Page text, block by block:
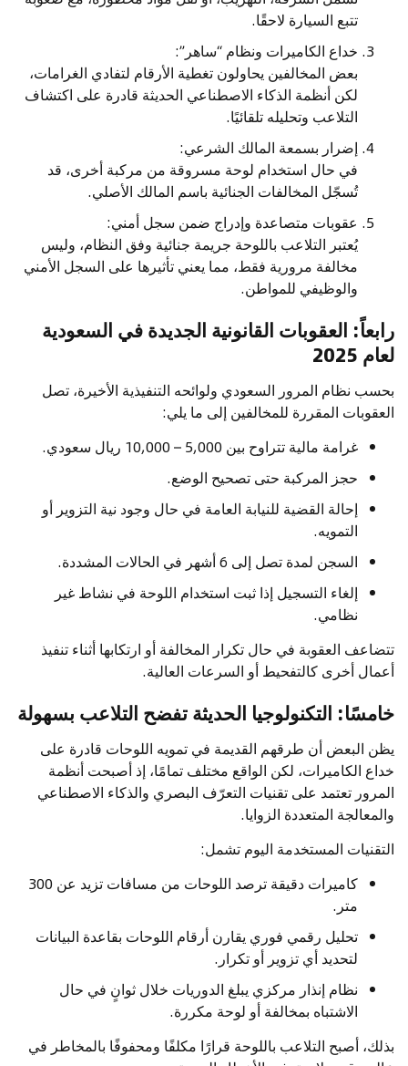
تتبع السيارة لاحقًا.
خداع الكاميرات ونظام “ساهر”:
بعض المخالفين يحاولون تغطية الأرقام لتفادي الغرامات،
لكن أنظمة الذكاء الاصطناعي الحديثة قادرة على اكتشاف
التلاعب وتحليله تلقائيًا.
إضرار بسمعة المالك الشرعي:
في حال استخدام لوحة مسروقة من مركبة أخرى، قد
تُسجّل المخالفات الجنائية باسم المالك الأصلي.
عقوبات متصاعدة وإدراج ضمن سجل أمني:
يُعتبر التلاعب باللوحة جريمة جنائية وفق النظام، وليس
مخالفة مرورية فقط، مما يعني تأثيرها على السجل الأمني
والوظيفي للمواطن.
رابعاً: العقوبات القانونية الجديدة في السعودية
لعام 2025
بحسب نظام المرور السعودي ولوائحه التنفيذية الأخيرة، تصل
العقوبات المقررة للمخالفين إلى ما يلي:
غرامة مالية تتراوح بين 5,000 – 10,000 ريال سعودي.
حجز المركبة حتى تصحيح الوضع.
إحالة القضية للنيابة العامة في حال وجود نية التزوير أو
التمويه.
السجن لمدة تصل إلى 6 أشهر في الحالات المشددة.
إلغاء التسجيل إذا ثبت استخدام اللوحة في نشاط غير
نظامي.
تتضاعف العقوبة في حال تكرار المخالفة أو ارتكابها أثناء تنفيذ
أعمال أخرى كالتفحيط أو السرعات العالية.
خامسًا: التكنولوجيا الحديثة تفضح التلاعب بسهولة
يظن البعض أن طرقهم القديمة في تمويه اللوحات قادرة على
خداع الكاميرات، لكن الواقع مختلف تمامًا، إذ أصبحت أنظمة
المرور تعتمد على تقنيات التعرّف البصري والذكاء الاصطناعي
والمعالجة المتعددة الزوايا.
التقنيات المستخدمة اليوم تشمل:
كاميرات دقيقة ترصد اللوحات من مسافات تزيد عن 300
متر.
تحليل رقمي فوري يقارن أرقام اللوحات بقاعدة البيانات
لتحديد أي تزوير أو تكرار.
نظام إنذار مركزي يبلغ الدوريات خلال ثوانٍ في حال
الاشتباه بمخالفة أو لوحة مكررة.
بذلك، أصبح التلاعب باللوحة قرارًا مكلفًا ومحفوفًا بالمخاطر في